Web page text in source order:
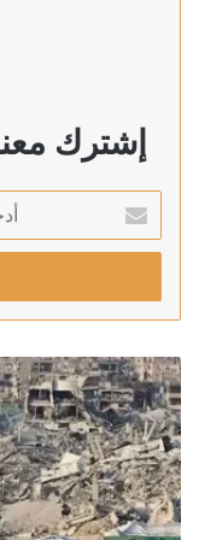
إشترك
بريدك
الإلكتروني